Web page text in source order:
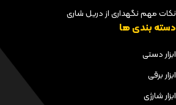
نکات مهم نگهداری از دریل شاری
دسته بندی ها
ابزار دستی
ابزار برقی
ابزار شارژی